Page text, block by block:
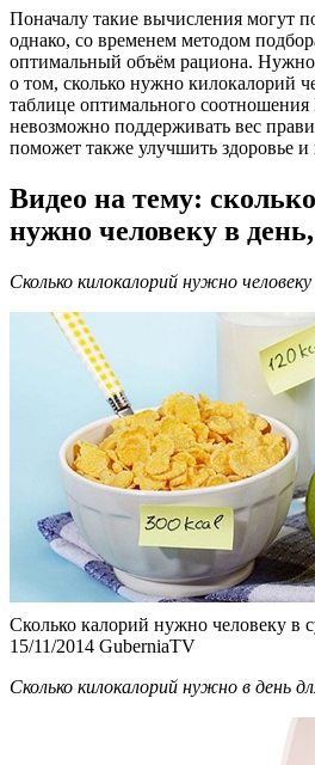
Поначалу такие вычисления могут
однако, со временем методом
оптимальный объём рациона. Нужно
о том, сколько нужно килокалорий
таблице оптимального
невозможно поддерживать вес
поможет также улучшить здоровье
Видео на тему:
нужно человеку в
Сколько килокалорий нужно человеку
Сколько калорий нужно человеку в
15/11/2014 GuberniaTV
Сколько килокалорий нужно в день